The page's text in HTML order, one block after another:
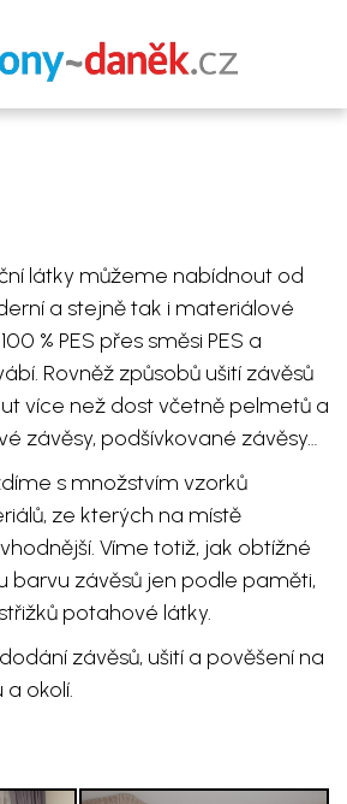
látky můžeme nabídnout od
a stejně tak i materiálové
% PES přes směsi PES a
Rovněž způsobů ušití závěsů
více než dost včetně pelmetů a
závěsy, podšívkované závěsy…
s množstvím vzorků
ze kterých na místě
Víme totiž, jak obtížné
barvu závěsů jen podle paměti,
potahové látky.
závěsů, ušití a pověšení na
a okolí.